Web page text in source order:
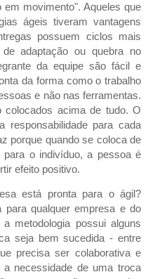
movimento". Aqueles que
ágeis tiveram vantagens
possuem ciclos mais
adaptação ou quebra no
da equipe são fácil e
da forma como o trabalho
e não nas ferramentas.
acima de tudo. O
responsabilidade para cada
porque quando se coloca de
para o indivíduo, a pessoa é
efeito positivo.
está pronta para o ágil?
para qualquer empresa e do
metodologia possui alguns
seja bem sucedida - entre
precisa ser colaborativa e
necessidade de uma troca